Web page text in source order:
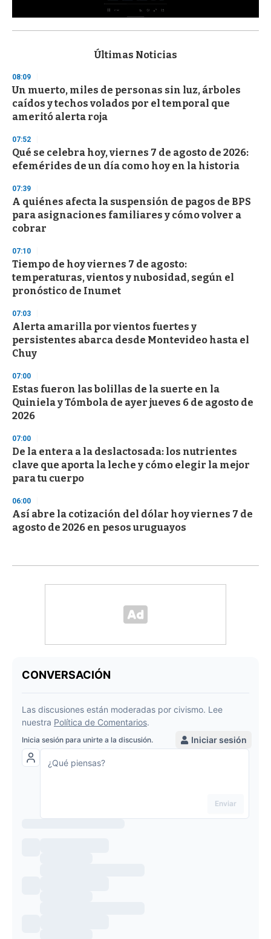
s
d
s
o
f
3
s
e
c
o
d
s
Últimas Noticias
08:09
Un muerto, miles de personas sin luz, árboles
caídos y techos volados por el temporal que
ameritó alerta roja
07:52
Qué se celebra hoy, viernes 7 de agosto de 2026:
efemérides de un día como hoy en la historia
07:39
A quiénes afecta la suspensión de pagos de BPS
para asignaciones familiares y cómo volver a
cobrar
07:10
Tiempo de hoy viernes 7 de agosto:
temperaturas, vientos y nubosidad, según el
pronóstico de Inumet
07:03
Alerta amarilla por vientos fuertes y
persistentes abarca desde Montevideo hasta el
Chuy
07:00
Estas fueron las bolillas de la suerte en la
Quiniela y Tómbola de ayer jueves 6 de agosto de
2026
07:00
De la entera a la deslactosada: los nutrientes
clave que aporta la leche y cómo elegir la mejor
para tu cuerpo
06:00
Así abre la cotización del dólar hoy viernes 7 de
agosto de 2026 en pesos uruguayos